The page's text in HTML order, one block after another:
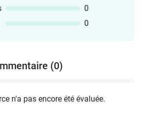
0
0
(0)
n'a pas encore été évaluée.